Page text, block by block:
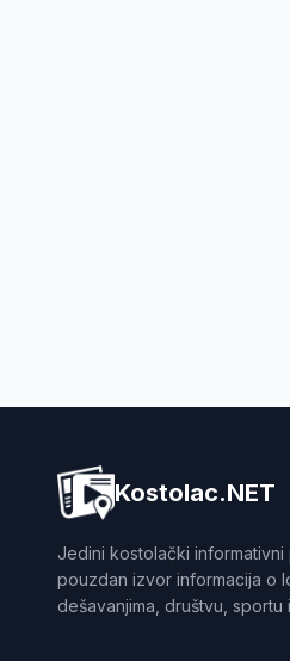
Kostolac.NET
Jedini kostolački informativni
pouzdan izvor informacija o
dešavanjima, društvu, sportu